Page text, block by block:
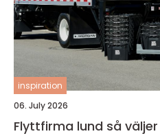
inspiration
06. July 2026
Flyttfirma lund så väljer du rätt hjälp för en